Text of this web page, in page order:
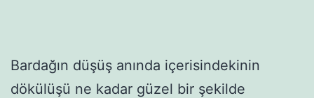
Bardağın düşüş anında içerisindekinin
dökülüşü ne kadar güzel bir şekilde